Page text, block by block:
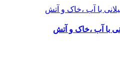
با آب ،خاک و آتش